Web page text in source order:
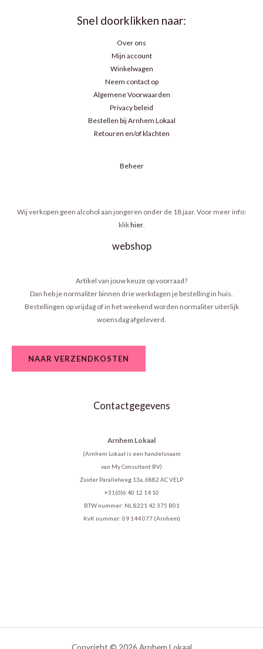
Snel doorklikken naar:
Over ons
Mijn account
Winkelwagen
Neem contact op
Algemene Voorwaarden
Privacy beleid
Bestellen bij Arnhem Lokaal
Retouren en/of klachten
Beheer
Wij verkopen geen alcohol aan jongeren onder de 18 jaar. Voor meer info:
klikhier.
webshop
Artikel van jouw keuze op voorraad?
Dan heb je normaliter binnen drie werkdagen je bestelling in huis.
Bestellingen op vrijdag of in het weekend worden normaliter uiterlijk
woensdag afgeleverd.
NAAR VERZENDKOSTEN
Contactgegevens
Arnhem Lokaal
(Arnhem Lokaal is een handelsnaam
van My Consultant BV)
Zuider Parallelweg 13a, 6882 AC VELP
+31(0)6 40 12 14 10
BTW nummer: NL 8221 42 375 B01
KvK nummer: 09 144 077 (Arnhem)